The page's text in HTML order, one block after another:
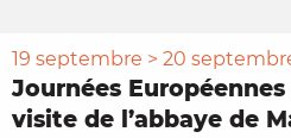
19 septembre > 20
Journées
visite de l’abbaye de